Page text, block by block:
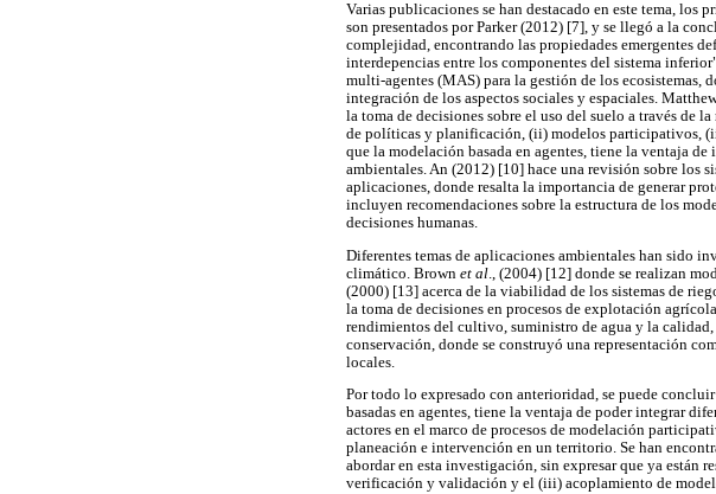
Varias publicaciones se han destacado en este tema, los
son presentados por Parker (2012) [7], y se llegó a la
complejidad, encontrando las propiedades emergentes
interdepencias entre los componentes del sistema
multi-agentes (MAS) para la gestión de los ecosistemas,
integración de los aspectos sociales y espaciales.
la toma de decisiones sobre el uso del suelo a través de
de políticas y planificación, (ii) modelos participativos,
que la modelación basada en agentes, tiene la ventaja
ambientales. An (2012) [10] hace una revisión sobre los
aplicaciones, donde resalta la importancia de generar
incluyen recomendaciones sobre la estructura de los
decisiones humanas.
Diferentes temas de aplicaciones ambientales han sido
climático. Brown et al ., (2004) [12] donde se realizan
(2000) [13] acerca de la viabilidad de los sistemas de
la toma de decisiones en procesos de explotación
rendimientos del cultivo, suministro de agua y la
conservación, donde se construyó una representación
locales.
Por todo lo expresado con anterioridad, se puede
basadas en agentes, tiene la ventaja de poder integrar
actores en el marco de procesos de modelación
planeación e intervención en un territorio. Se han
abordar en esta investigación, sin expresar que ya están
verificación y validación y el (iii) acoplamiento de